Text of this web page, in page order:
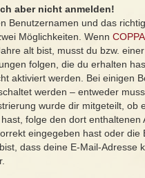
aber nicht anmelden!
Benutzernamen und das
Möglichkeiten. Wenn COPPA
alt bist, musst du bzw.
folgen, die du erhalten
aktiviert werden. Bei einigen
werden – entweder
wurde dir mitgeteilt, ob
folge den dort enthaltenen
eingegeben hast oder die
dass deine E-Mail-Adresse